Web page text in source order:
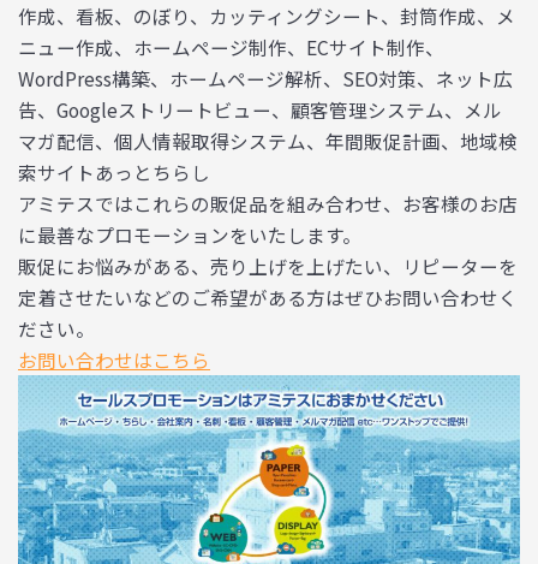
作成、看板、のぼり、カッティングシート、封筒作成、メ
ニュー作成、ホームページ制作、ECサイト制作、
WordPress構築、ホームページ解析、SEO対策、ネット広
告、Googleストリートビュー、顧客管理システム、メル
マガ配信、個人情報取得システム、年間販促計画、地域検
索サイトあっとちらし
アミテスではこれらの販促品を組み合わせ、お客様のお店
に最善なプロモーションをいたします。
販促にお悩みがある、売り上げを上げたい、リピーターを
定着させたいなどのご希望がある方はぜひお問い合わせく
ださい。
お問い合わせはこちら